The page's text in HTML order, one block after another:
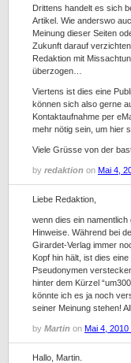
Drittens handelt es sich
Artikel. Wie anderswo
Meinung dieser Seiten
Zukunft darauf
Redaktion mit
überzogen…
Viertens ist dies eine
können sich also gerne
Kontaktaufnahme per
mehr nötig sein, um hier
Viele Grüsse von der
by redaktion on Mai 4,
Liebe Redaktion,
wenn dies ein
Hinweise. Während bei
Girardet-Verlag immer
Kopf hin hält, ist dies
Pseudonymen
hinter dem Kürzel
könnte ich es ja noch
seiner Meinung stehen!
by Martin on Mai 4, 2010
Hallo, Martin.